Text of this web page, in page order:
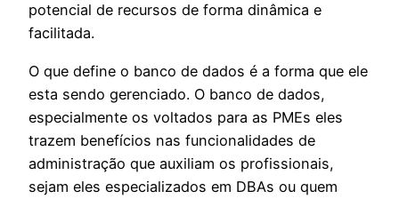
potencial de recursos de forma dinâmica e
facilitada.
O que define o banco de dados é a forma que ele
esta sendo gerenciado. O banco de dados,
especialmente os voltados para as PMEs eles
trazem benefícios nas funcionalidades de
administração que auxiliam os profissionais,
sejam eles especializados em DBAs ou quem